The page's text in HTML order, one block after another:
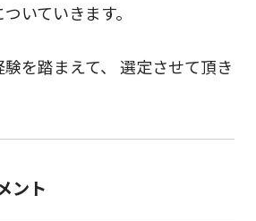
いていきます。
を踏まえて、 選定させて頂き
ント